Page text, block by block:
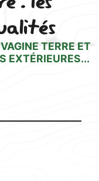
TERRE ET
EXTÉRIEURES...